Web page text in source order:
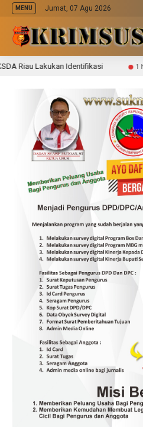
MENU Jumat, 07 Agu 2026
Lakukan Identifikasi 1 hari lalu